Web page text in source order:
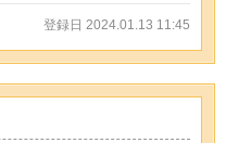
登録日 2024.01.13 11:45